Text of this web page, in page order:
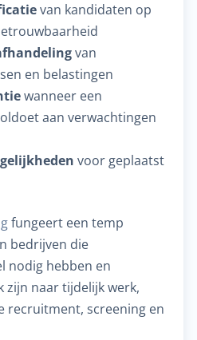
van kandidaten op
van
en belastingen
wanneer een
aan verwachtingen
voor geplaatst
fungeert een temp
bedrijven die
nodig hebben en
zijn naar tijdelijk werk,
recruitment, screening en